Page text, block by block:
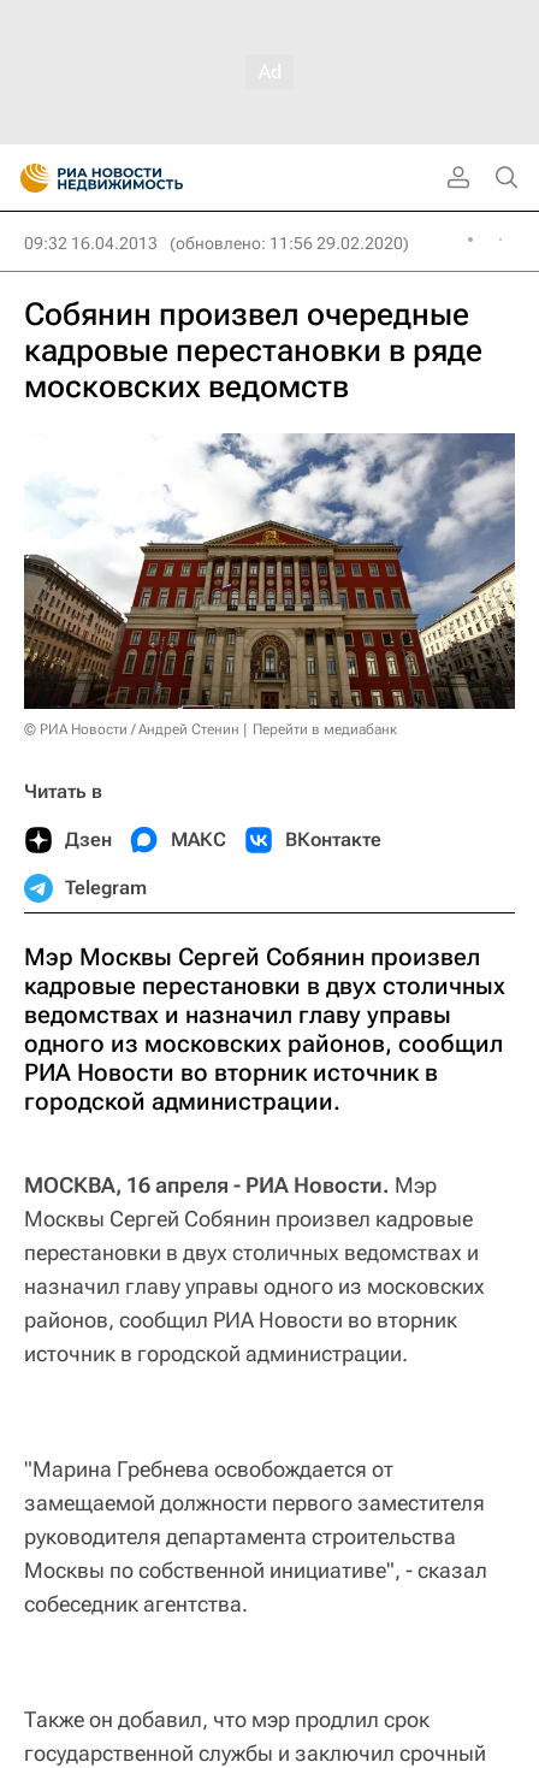
09:32 16.04.2013 (обновлено: 11:56 29.02.2020)
Собянин произвел очередные
кадровые перестановки в ряде
московских ведомств
© РИА Новости / Андрей Стенин Перейти в медиабанк
Читать в
Дзен МАКС ВКонтакте
Telegram
Мэр Москвы Сергей Собянин произвел
кадровые перестановки в двух столичных
ведомствах и назначил главу управы
одного из московских районов, сообщил
РИА Новости во вторник источник в
городской администрации.
МОСКВА, 16 апреля - РИА Новости. Мэр
Москвы Сергей Собянин произвел кадровые
перестановки в двух столичных ведомствах и
назначил главу управы одного из московских
районов, сообщил РИА Новости во вторник
источник в городской администрации.
"Марина Гребнева освобождается от
замещаемой должности первого заместителя
руководителя департамента строительства
Москвы по собственной инициативе", - сказал
собеседник агентства.
Также он добавил, что мэр продлил срок
государственной службы и заключил срочный